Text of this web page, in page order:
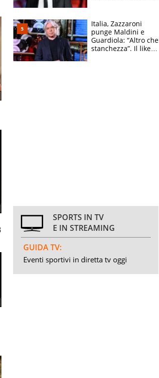
Italia, Zazzaroni
punge Maldini e
Guardiola: “Altro che
stanchezza”. Il like
SPORTS IN TV
E IN STREAMING
GUIDA TV:
Eventi sportivi in diretta tv oggi